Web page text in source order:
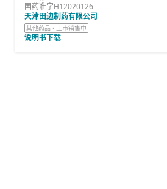
国药准字H12020126
天津田边制药有限公司
其他药品 · 上市销售中
说明书下载